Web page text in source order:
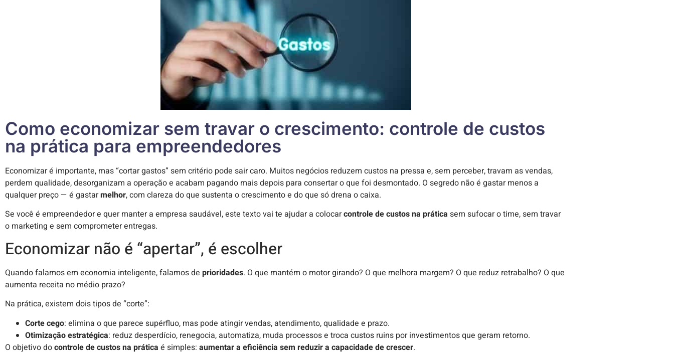
Como economizar sem travar o crescimento: controle de custos
na prática para empreendedores
Economizar é importante, mas “cortar gastos” sem critério pode sair caro. Muitos negócios reduzem custos na pressa e, sem perceber, travam as vendas,
perdem qualidade, desorganizam a operação e acabam pagando mais depois para consertar o que foi desmontado. O segredo não é gastar menos a
qualquer preço — é gastarmelhor, com clareza do que sustenta o crescimento e do que só drena o caixa.
Se você é empreendedor e quer manter a empresa saudável, este texto vai te ajudar a colocarcontrole de custos na prática sem sufocar o time, sem travar
o marketing e sem comprometer entregas.
Economizar não é “apertar”, é escolher
Quando falamos em economia inteligente, falamos de prioridades. O que mantém o motor girando? O que melhora margem? O que reduz retrabalho? O que
aumenta receita no médio prazo?
Na prática, existem dois tipos de “corte”:
Corte cego: elimina o que parece supérfluo, mas pode atingir vendas, atendimento, qualidade e prazo.
Otimização estratégica: reduz desperdício, renegocia, automatiza, muda processos e troca custos ruins por investimentos que geram retorno.
O objetivo docontrole de custos na prática é simples: aumentar a eficiência sem reduzir a capacidade de crescer.